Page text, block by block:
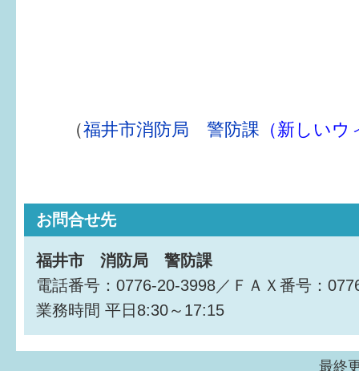
（福井市消防局 警防課 （新しい
お問合せ先
福井市 消防局 警防課
電話番号：0776-20-3998／ＦＡＸ番号：
業務時間 平日8:30～17:15
最終